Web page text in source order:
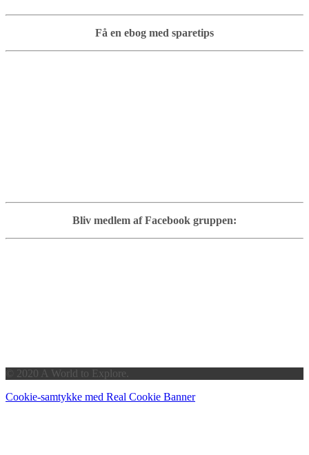
Få en ebog med sparetips
Bliv medlem af Facebook gruppen:
© 2020 A World to Explore.
Cookie-samtykke med Real Cookie Banner